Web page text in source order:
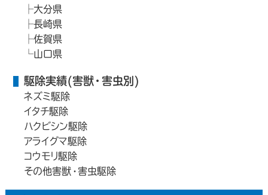
大分県
長崎県
佐賀県
山口県
駆除実績(害獣・害虫別)
ネズミ駆除
イタチ駆除
ハクビシン駆除
アライグマ駆除
コウモリ駆除
その他害獣・害虫駆除